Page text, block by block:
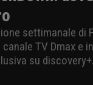
settimanale di
TV Dmax e
su discovery+.